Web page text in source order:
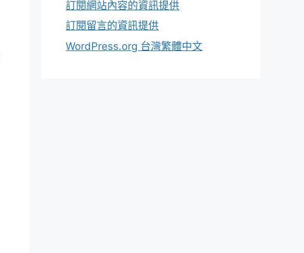
訂閱網站內容的資訊提供
訂閱留言的資訊提供
WordPress.org 台灣繁體中文